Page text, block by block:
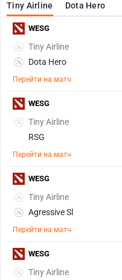
Tiny Airline Dota Hero
Tiny Airline
Dota Hero
Перейти на матч
WESG
Tiny Airline
RSG
Перейти на матч
WESG
Tiny Airline
Agressive Sl
Перейти на матч
WESG
Tiny Airline
WESG